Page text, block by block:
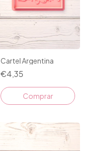
Cartel Argentina
€4,35
Comprar